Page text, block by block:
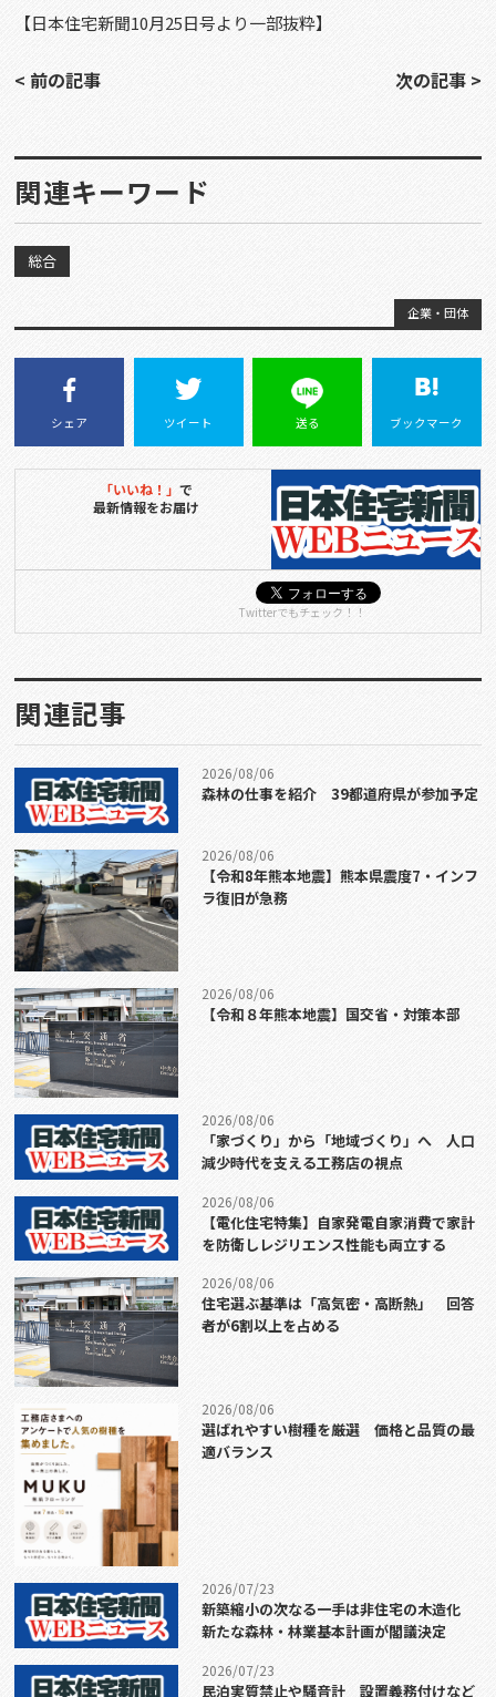
【日本住宅新聞10月25日号より一部抜粋】
< 前の記事 次の記事 >
関連キーワード
総合
企業・団体
シェア ツイート 送る ブックマーク
「いいね！」 で
最新情報をお届け
Twitterでもチェック！！
関連記事
2026/08/06
森林の仕事を紹介 39都道府県が参加予定
2026/08/06
【令和8年熊本地震】熊本県震度7・インフ
ラ復旧が急務
2026/08/06
【令和８年熊本地震】国交省・対策本部
2026/08/06
「家づくり」から「地域づくり」へ 人口
減少時代を支える工務店の視点
2026/08/06
【電化住宅特集】自家発電自家消費で家計
を防衛しレジリエンス性能も両立する
2026/08/06
住宅選ぶ基準は「高気密・高断熱」 回答
者が6割以上を占める
2026/08/06
選ばれやすい樹種を厳選 価格と品質の最
適バランス
2026/07/23
新築縮小の次なる一手は非住宅の木造化
新たな森林・林業基本計画が閣議決定
2026/07/23
民泊実質禁止や騒音計 設置義務付けなど